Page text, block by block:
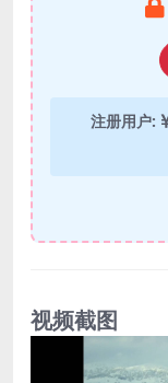
注册用户:
视频截图